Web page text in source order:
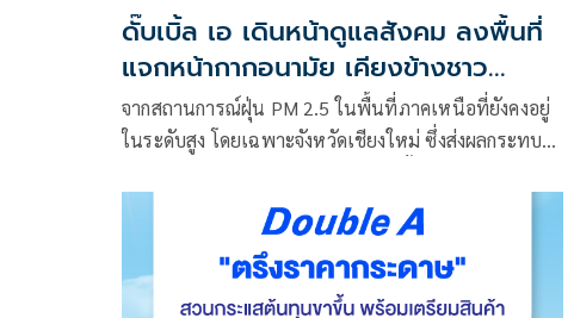
ดั๊บเบิ้ล เอ เดินหน้าดูแลสังคม ลงพื้นที่
แจกหน้ากากอนามัย เคียงข้างชาว
เชียงใหม่ในวิกฤต PM 2.5
จากสถานการณ์ฝุ่น PM 2.5 ในพื้นที่ภาคเหนือที่ยังคงอยู่
ในระดับสูง โดยเฉพาะจังหวัดเชียงใหม่ ซึ่งส่งผลกระทบ
กลุ่มเปราะบาง ดั๊บเบิ้ล เอ ขอร่วมเป็นส่วนหนึ่งในการ
ดูแลสังคม ส่งความห่วงใยเคียงข้างคนไทย มอบหน้ากาก
อนามัยทางการแพทย์ “Double A Care”